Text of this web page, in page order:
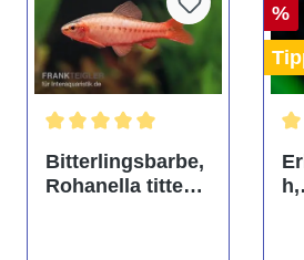
Bitterlingsbarbe,
Rohanella titteya,
%
h,